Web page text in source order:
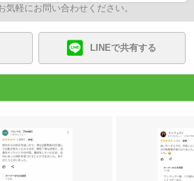
気軽にお問い合わせください。
LINEで共有する